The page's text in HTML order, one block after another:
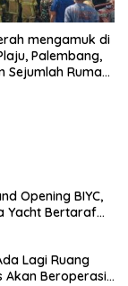
mengamuk di
Palembang,
Sejumlah Rumah
Opening BIYC,
Yacht Bertaraf
Lagi Ruang
Akan Beroperasi